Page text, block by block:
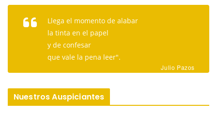
Llega el momento de alabar
la tinta en el papel
y de confesar
que vale la pena leer".
Julio Pazos
Nuestros Auspiciantes